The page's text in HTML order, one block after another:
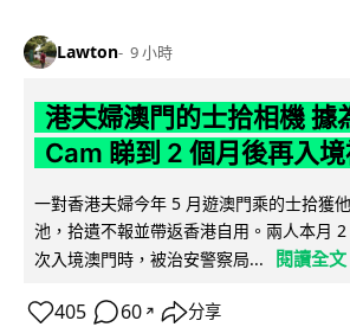
Lawton 9 小時
港夫婦澳門的士拾相機 據
Cam 睇到 2 個月後再入
一對香港夫婦今年 5 月遊澳門乘的士拾獲
池，拾遺不報並帶返香港自用。兩人本月
次入境澳門時，被治安警察局...
閱讀全文
405 60 ↗ 分享